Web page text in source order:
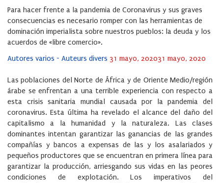
Para hacer frente a la pandemia de Coronavirus y sus graves
consecuencias es necesario romper con las herramientas de
dominación imperialista sobre nuestros pueblos: la deuda y los
acuerdos de «libre comercio».
Autores varios - Auteurs divers Posted
31 mayo, 202031 mayo, 2020
Las poblaciones del Norte de África y de Oriente Medio/región
árabe se enfrentan a una terrible experiencia con respecto a
esta crisis sanitaria mundial causada por la pandemia del
coronavirus. Esta última ha revelado el alcance del daño del
capitalismo a la humanidad y la naturaleza. Las clases
dominantes intentan garantizar las ganancias de las grandes
compañías y bancos a expensas de las y los asalariados y
pequeños productores que se encuentran en primera línea para
garantizar la producción, arriesgando sus vidas en las peores
condiciones de explotación. Los imperativos del